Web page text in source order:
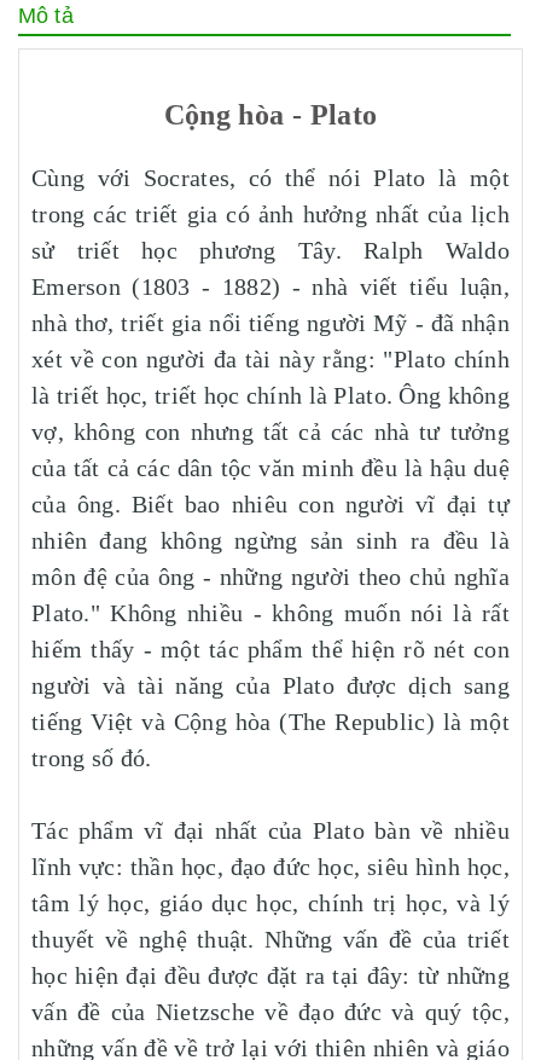
Mô tả
Cộng hòa - Plato
Cùng với Socrates, có thể nói Plato là một
trong các triết gia có ảnh hưởng nhất của lịch
sử triết học phương Tây. Ralph Waldo
Emerson (1803 - 1882) - nhà viết tiểu luận,
nhà thơ, triết gia nổi tiếng người Mỹ - đã nhận
xét về con người đa tài này rằng: "Plato chính
là triết học, triết học chính là Plato. Ông không
vợ, không con nhưng tất cả các nhà tư tưởng
của tất cả các dân tộc văn minh đều là hậu duệ
của ông. Biết bao nhiêu con người vĩ đại tự
nhiên đang không ngừng sản sinh ra đều là
môn đệ của ông - những người theo chủ nghĩa
Plato." Không nhiều - không muốn nói là rất
hiếm thấy - một tác phẩm thể hiện rõ nét con
người và tài năng của Plato được dịch sang
tiếng Việt và Cộng hòa (The Republic) là một
trong số đó.
Tác phẩm vĩ đại nhất của Plato bàn về nhiều
lĩnh vực: thần học, đạo đức học, siêu hình học,
tâm lý học, giáo dục học, chính trị học, và lý
thuyết về nghệ thuật. Những vấn đề của triết
học hiện đại đều được đặt ra tại đây: từ những
vấn đề của Nietzsche về đạo đức và quý tộc,
những vấn đề về trở lại với thiên nhiên và giáo